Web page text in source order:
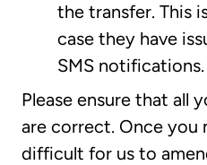
the transfer. This
case they have
SMS notifications.
Please ensure that all
are correct. Once you
difficult for us to